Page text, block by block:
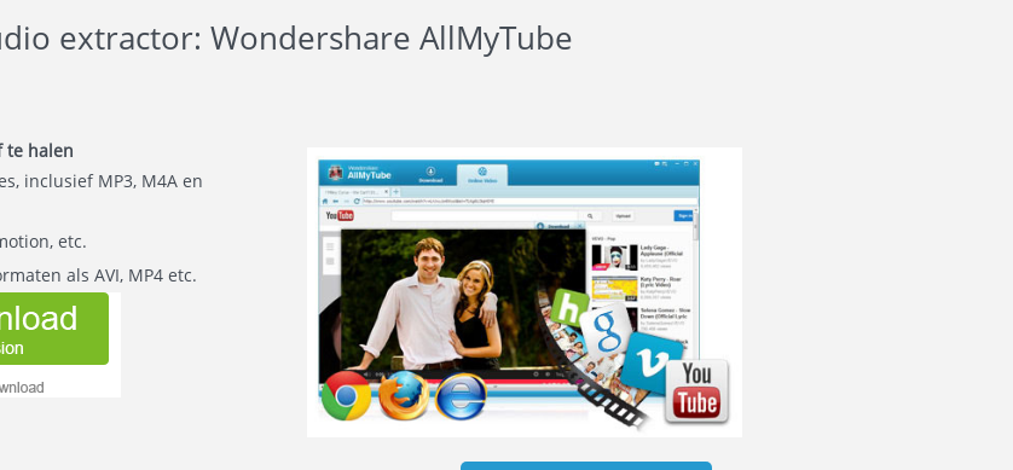
extractor: Wondershare AllMyTube
te halen
inclusief MP3, M4A en
etc.
als AVI, MP4 etc.